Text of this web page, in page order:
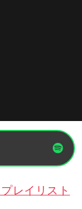
レイリスト